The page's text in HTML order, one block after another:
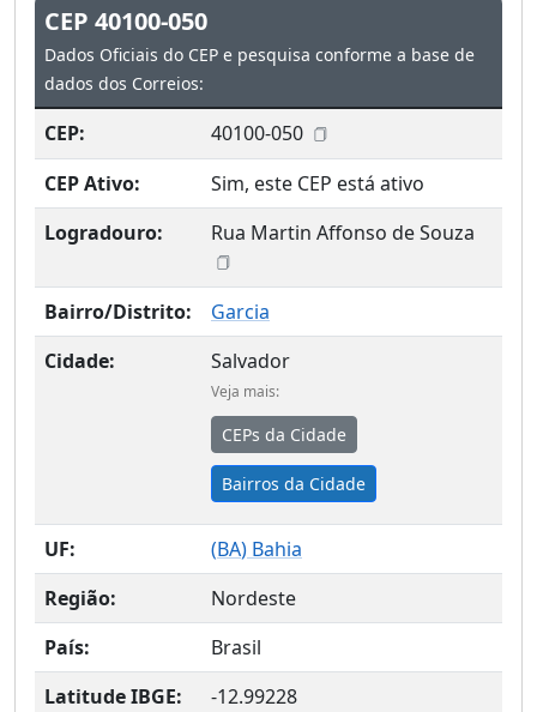
CEP 40100-050
Dados Oficiais do CEP e pesquisa conforme a base de
dados dos Correios:
CEP:
40100-050
CEP Ativo:
Sim, este CEP está ativo
Logradouro:
Rua Martin Affonso de Souza
Bairro/Distrito:
Garcia
Cidade:
Salvador
Veja mais:
CEPs da Cidade
Bairros da Cidade
UF: (BA) Bahia
Região:
Nordeste
País:
Brasil
Latitude IBGE:
-12.99228